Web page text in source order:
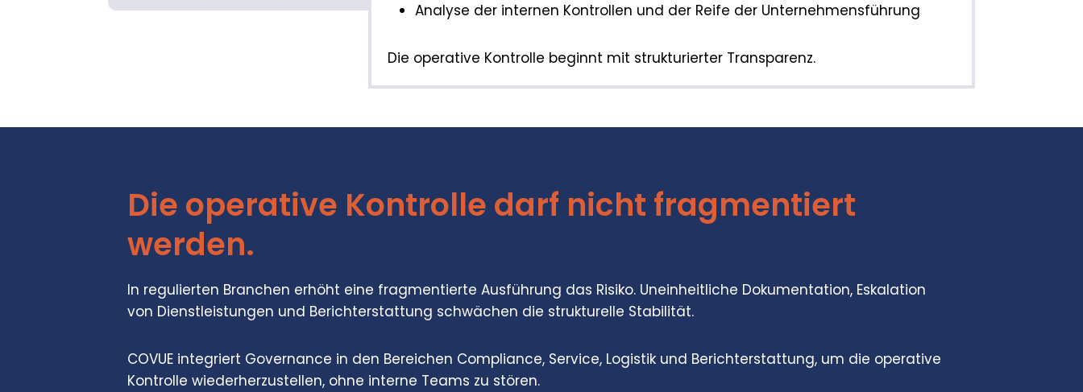
Analyse der internen Kontrollen und der Reife der Unternehmensführung
Die operative Kontrolle beginnt mit strukturierter Transparenz.
Die operative Kontrolle darf nicht fragmentiert
werden.
In regulierten Branchen erhöht eine fragmentierte Ausführung das Risiko. Uneinheitliche Dokumentation, Eskalation
von Dienstleistungen und Berichterstattung schwächen die strukturelle Stabilität.
COVUE integriert Governance in den Bereichen Compliance, Service, Logistik und Berichterstattung, um die operative
Kontrolle wiederherzustellen, ohne interne Teams zu stören.